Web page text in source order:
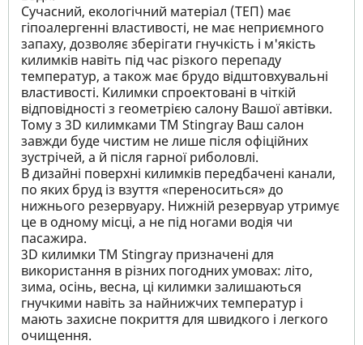
Сучасний, екологічний матеріал (ТЕП) має
гіпоалергенні властивості, не має неприємного
запаху, дозволяє зберігати гнучкість і м'якість
килимків навіть під час різкого перепаду
температур, а також має брудо відштовхувальні
властивості. Килимки спроектовані в чіткій
відповідності з геометрією салону Вашої автівки.
Тому з 3D килимками TM Stingray Ваш салон
завжди буде чистим не лише після офіційних
зустрічей, а й після гарної риболовлі.
В дизайні поверхні килимків передбачені канали,
по яких бруд із взуття «переноситься» до
нижнього резервуару. Нижній резервуар утримує
це в одному місці, а не під ногами водія чи
пасажира.
3D килимки TM Stingray призначені для
використання в різних погодних умовах: літо,
зима, осінь, весна, ці килимки залишаються
гнучкими навіть за найнижчих температур і
мають захисне покриття для швидкого і легкого
очищення.